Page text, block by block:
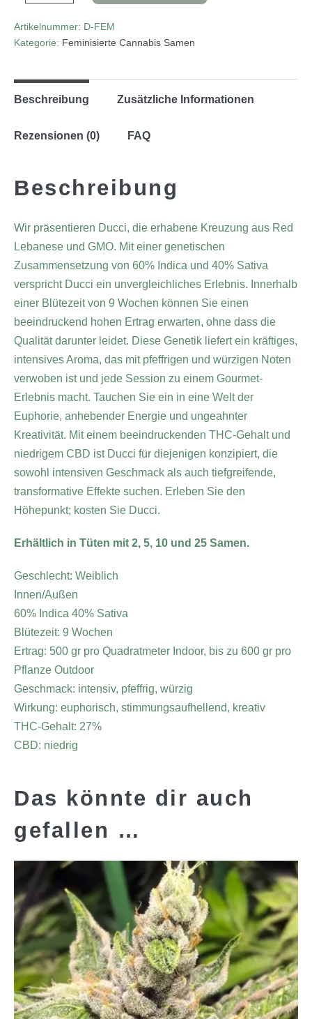
Artikelnummer: D-FEM
Kategorie: Feminisierte Cannabis Samen
Beschreibung Zusätzliche Informationen
Rezensionen (0) FAQ
Beschreibung
Wir präsentieren Ducci, die erhabene Kreuzung aus Red
Lebanese und GMO. Mit einer genetischen
Zusammensetzung von 60% Indica und 40% Sativa
verspricht Ducci ein unvergleichliches Erlebnis. Innerhalb
einer Blütezeit von 9 Wochen können Sie einen
beeindruckend hohen Ertrag erwarten, ohne dass die
Qualität darunter leidet. Diese Genetik liefert ein kräftiges,
intensives Aroma, das mit pfeffrigen und würzigen Noten
verwoben ist und jede Session zu einem Gourmet-
Erlebnis macht. Tauchen Sie ein in eine Welt der
Euphorie, anhebender Energie und ungeahnter
Kreativität. Mit einem beeindruckenden THC-Gehalt und
niedrigem CBD ist Ducci für diejenigen konzipiert, die
sowohl intensiven Geschmack als auch tiefgreifende,
transformative Effekte suchen. Erleben Sie den
Höhepunkt; kosten Sie Ducci.
Erhältlich in Tüten mit 2, 5, 10 und 25 Samen.
Geschlecht: Weiblich
Innen/Außen
60% Indica 40% Sativa
Blütezeit: 9 Wochen
Ertrag: 500 gr pro Quadratmeter Indoor, bis zu 600 gr pro
Pflanze Outdoor
Geschmack: intensiv, pfeffrig, würzig
Wirkung: euphorisch, stimmungsaufhellend, kreativ
THC-Gehalt: 27%
CBD: niedrig
Das könnte dir auch
gefallen …